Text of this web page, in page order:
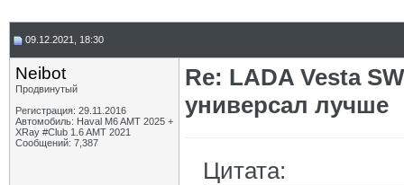
09.12.2021, 18:30
Neibot
Продвинутый
Регистрация: 29.11.2016
Автомобиль: Haval M6 AMT 2025 +
XRay #Club 1.6 AMT 2021
Сообщений: 7,387
Re: LADA Vesta
универсал лучше
Цитата: